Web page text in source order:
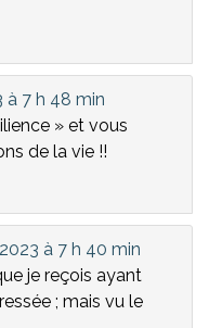
à 7 h 48 min
» et vous
de la vie !!
à 7 h 40 min
je reçois ayant
; mais vu le